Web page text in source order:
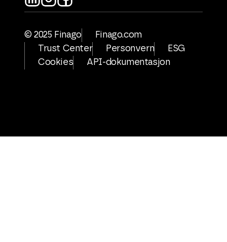
© 2025 Finago
Finago.com
Trust Center
Personvern
ESG
Cookies
API-dokumentasjon